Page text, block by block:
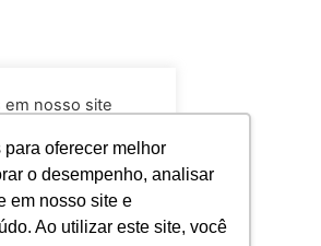
oferecer melhor
o desempenho, analisar
em nosso site e
Ao utilizar este site, você
em nosso site
suas
repetidas. Ao
todos”, você
de TODOS os